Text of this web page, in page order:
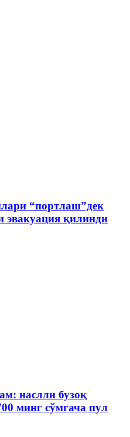
“портлаш”дек
эвакуация қилинди
наслли бузоқ
минг сўмгача пул